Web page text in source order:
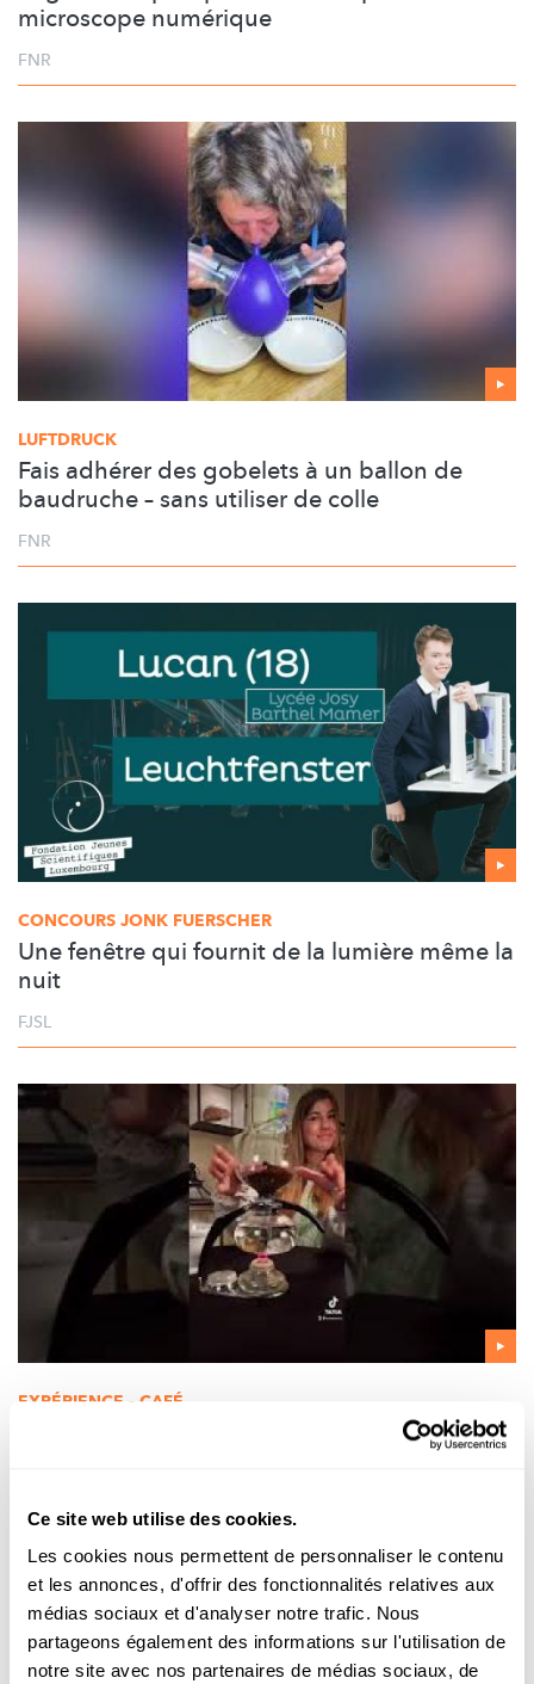
Ce site web utilise des cookies.
Les cookies nous permettent de personnaliser le contenu
et les annonces, d'offrir des fonctionnalités relatives aux
médias sociaux et d'analyser notre trafic. Nous
partageons également des informations sur l'utilisation de
notre site avec nos partenaires de médias sociaux, de
microscope numérique
FNR
LUFTDRUCK
Fais adhérer des gobelets à un ballon de
baudruche – sans utiliser de colle
FNR
CONCOURS JONK FUERSCHER
Une fenêtre qui fournit de la lumière même la
nuit
FJSL
EXPÉRIENCE - CAFÉ
Comment fonctionne une cafetière à